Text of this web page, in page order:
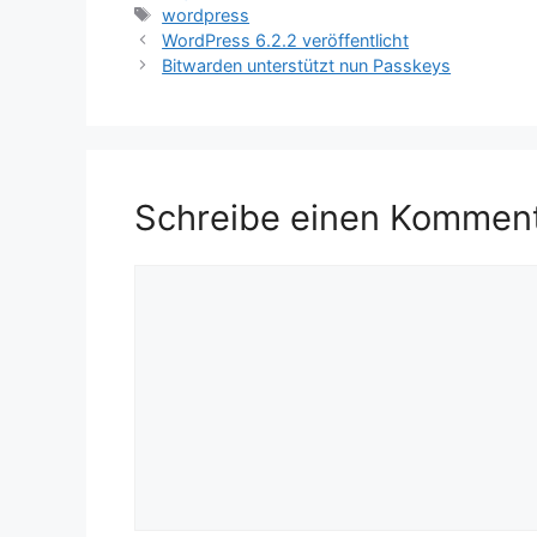
Schlagwörter
wordpress
WordPress 6.2.2 veröffentlicht
Bitwarden unterstützt nun Passkeys
Schreibe einen